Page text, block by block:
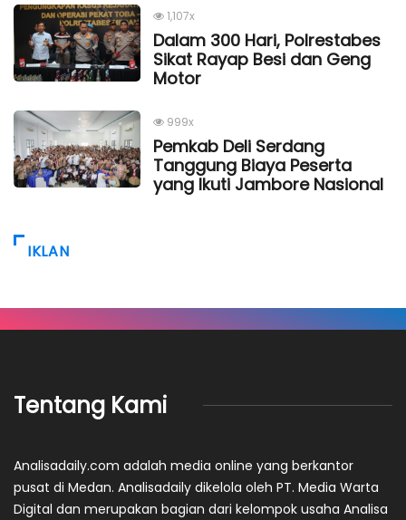
1,107x
Dalam 300 Hari, Polrestabes
Sikat Rayap Besi dan Geng
Motor
999x
Pemkab Deli Serdang
Tanggung Biaya Peserta
yang Ikuti Jambore Nasional
IKLAN
Tentang Kami
Analisadaily.com adalah media online yang berkantor
pusat di Medan. Analisadaily dikelola oleh PT. Media Warta
Digital dan merupakan bagian dari kelompok usaha Analisa